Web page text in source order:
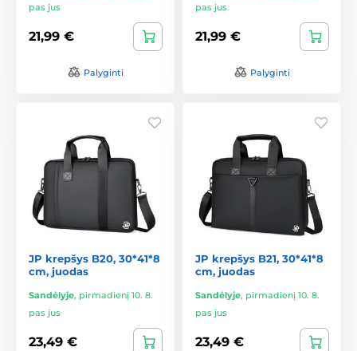
pas jus
21,99 €
Palyginti
pas jus
21,99 €
Palyginti
JP krepšys B20, 30*41*8
cm, juodas
Sandėlyje, pirmadienį 10. 8.
pas jus
23,49 €
JP krepšys B21, 30*41*8
cm, juodas
Sandėlyje, pirmadienį 10. 8.
pas jus
23,49 €